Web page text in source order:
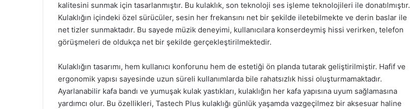
kalitesini sunmak için tasarlanmıştır. Bu kulaklık, son teknoloji ses işleme teknolojileri ile donatılmıştır.
Kulaklığın içindeki özel sürücüler, sesin her frekansını net bir şekilde iletebilmekte ve derin baslar ile
net tizler sunmaktadır. Bu sayede müzik deneyimi, kullanıcılara konserdeymiş hissi verirken, telefon
görüşmeleri de oldukça net bir şekilde gerçekleştirilmektedir.
Kulaklığın tasarımı, hem kullanıcı konforunu hem de estetiği ön planda tutarak geliştirilmiştir. Hafif ve
ergonomik yapısı sayesinde uzun süreli kullanımlarda bile rahatsızlık hissi oluşturmamaktadır.
Ayarlanabilir kafa bandı ve yumuşak kulak yastıkları, kulaklığın her kafa yapısına uyum sağlamasına
yardımcı olur. Bu özellikleri, Tastech Plus kulaklığı günlük yaşamda vazgeçilmez bir aksesuar haline